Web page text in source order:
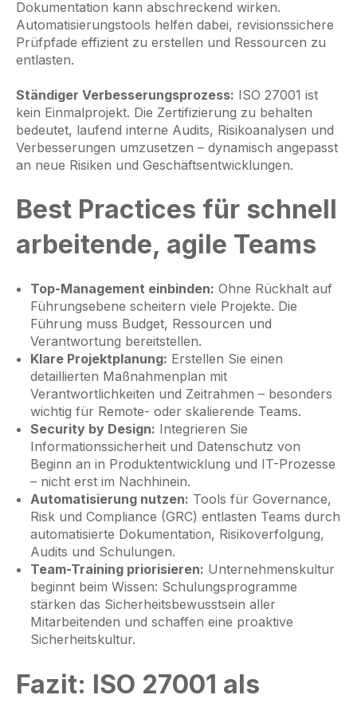
Dokumentation kann abschreckend wirken.
Automatisierungstools helfen dabei, revisionssichere
Prüfpfade effizient zu erstellen und Ressourcen zu
entlasten.
Ständiger Verbesserungsprozess: ISO 27001 ist
kein Einmalprojekt. Die Zertifizierung zu behalten
bedeutet, laufend interne Audits, Risikoanalysen und
Verbesserungen umzusetzen – dynamisch angepasst
an neue Risiken und Geschäftsentwicklungen.
Best Practices für schnell
arbeitende, agile Teams
Top-Management einbinden: Ohne Rückhalt auf
Führungsebene scheitern viele Projekte. Die
Führung muss Budget, Ressourcen und
Verantwortung bereitstellen.
Klare Projektplanung: Erstellen Sie einen
detaillierten Maßnahmenplan mit
Verantwortlichkeiten und Zeitrahmen – besonders
wichtig für Remote- oder skalierende Teams.
Security by Design: Integrieren Sie
Informationssicherheit und Datenschutz von
Beginn an in Produktentwicklung und IT-Prozesse
– nicht erst im Nachhinein.
Automatisierung nutzen: Tools für Governance,
Risk und Compliance (GRC) entlasten Teams durch
automatisierte Dokumentation, Risikoverfolgung,
Audits und Schulungen.
Team-Training priorisieren: Unternehmenskultur
beginnt beim Wissen: Schulungsprogramme
stärken das Sicherheitsbewusstsein aller
Mitarbeitenden und schaffen eine proaktive
Sicherheitskultur.
Fazit: ISO 27001 als